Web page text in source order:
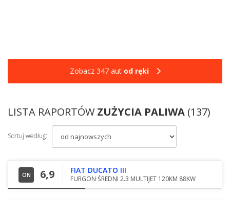
Zobacz 347 aut od ręki
LISTA RAPORTÓW ZUŻYCIA PALIWA (137)
Sortuj według:
ON 6,9 FIAT DUCATO III
FURGON ŚREDNI 2.3 MULTIJET 120KM 88KW